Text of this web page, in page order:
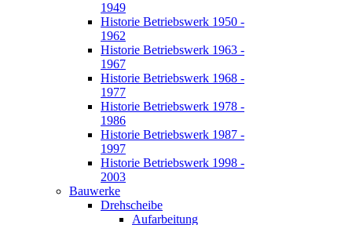
1949
Historie Betriebswerk 1950 -
1962
Historie Betriebswerk 1963 -
1967
Historie Betriebswerk 1968 -
1977
Historie Betriebswerk 1978 -
1986
Historie Betriebswerk 1987 -
1997
Historie Betriebswerk 1998 -
2003
Bauwerke
Drehscheibe
Aufarbeitung